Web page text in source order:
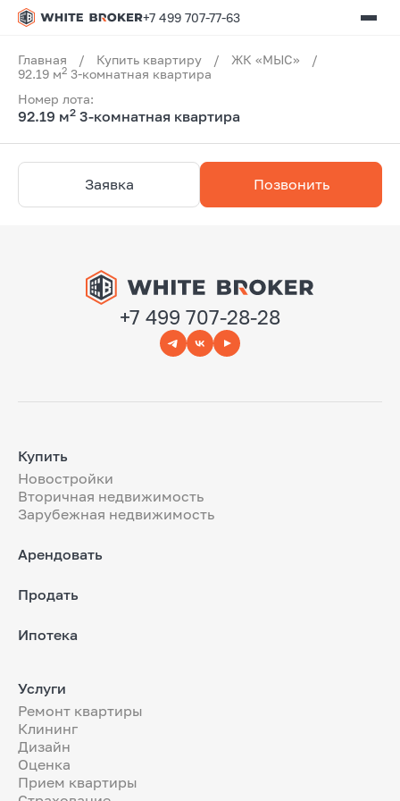
+7 499 707-77-63
Главная / Купить квартиру / ЖК «МЫС»
/
92.19 м2 3-комнатная квартира
Номер лота:
92.19 м2 3-комнатная квартира
Заявка Позвонить
+7 499 707-28-28
Купить
Новостройки
Вторичная недвижимость
Зарубежная недвижимость
Арендовать
Продать
Ипотека
Услуги
Ремонт квартиры
Клининг
Дизайн
Оценка
Прием квартиры